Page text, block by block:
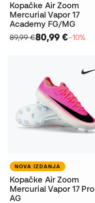
Kopačke Air Zoom
Mercurial Vapor 17
Academy FG/MG
89,99 €80,99 €−10%
NOVA IZDANJA
Kopačke Air Zoom
Mercurial Vapor 17 Pro
AG